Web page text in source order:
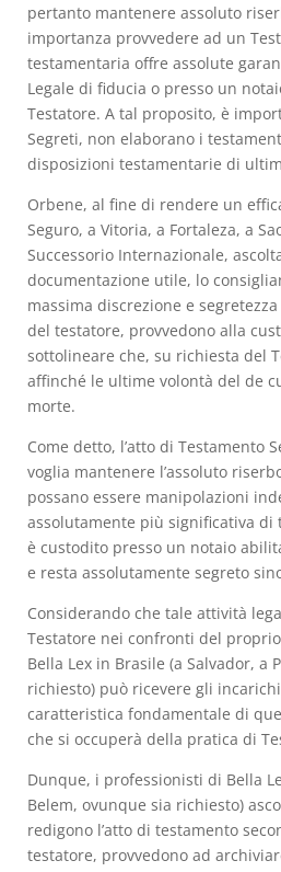
pertanto mantenere assoluto
importanza provvedere ad un
testamentaria offre assolute
Legale di fiducia o presso un
Testatore. A tal proposito, è
Segreti, non elaborano i
disposizioni testamentarie di
Orbene, al fine di rendere un
Seguro, a Vitoria, a Fortaleza, a
Successorio Internazionale,
documentazione utile, lo
massima discrezione e
del testatore, provvedono alla
sottolineare che, su richiesta del
affinché le ultime volontà del de
morte.
Come detto, l’atto di Testamento
voglia mantenere l’assoluto
possano essere manipolazioni
assolutamente più significativa di
è custodito presso un notaio
e resta assolutamente segreto
Considerando che tale attività
Testatore nei confronti del
Bella Lex in Brasile (a Salvador, a
richiesto) può ricevere gli
caratteristica fondamentale di
che si occuperà della pratica di
Dunque, i professionisti di Bella
Belem, ovunque sia richiesto)
redigono l’atto di testamento
testatore, provvedono ad